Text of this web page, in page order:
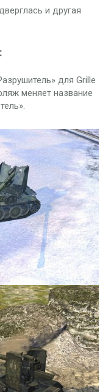
и другая
для Grille
меняет название